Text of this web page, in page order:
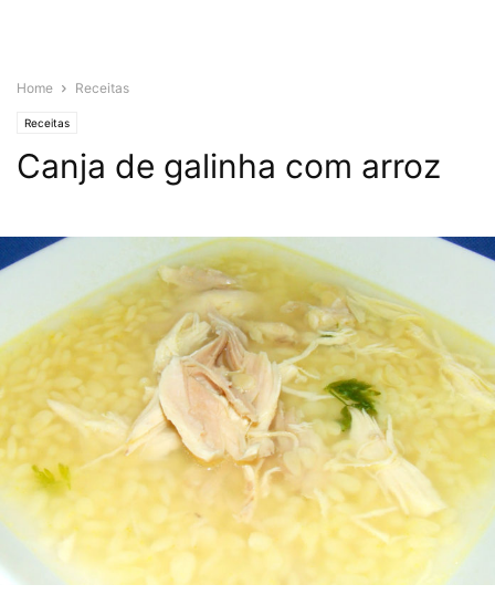
Home Receitas
Receitas
Canja de galinha com arroz